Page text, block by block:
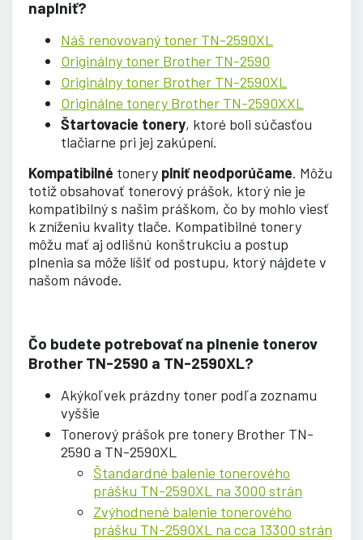
naplniť?
Náš renovovaný toner TN-2590XL
Originálny toner Brother TN-2590
Originálny toner Brother TN-2590XL
Originálne tonery Brother TN-2590XXL
Štartovacie tonery, ktoré boli súčasťou
tlačiarne pri jej zakúpení.
Kompatibilné tonery plniť neodporúčame. Môžu
totiž obsahovať tonerový prášok, ktorý nie je
kompatibilný s našim práškom, čo by mohlo viesť
k zníženiu kvality tlače. Kompatibilné tonery
môžu mať aj odlišnú konštrukciu a postup
plnenia sa môže líšiť od postupu, ktorý nájdete v
našom návode.
Čo budete potrebovať na plnenie tonerov
Brother TN-2590 a TN-2590XL?
Akýkoľvek prázdny toner podľa zoznamu
vyššie
Tonerový prášok pre tonery Brother TN-
2590 a TN-2590XL
Štandardné balenie tonerového
prášku TN-2590XL na 3000 strán
Zvýhodnené balenie tonerového
prášku TN-2590XL na cca 13300 strán